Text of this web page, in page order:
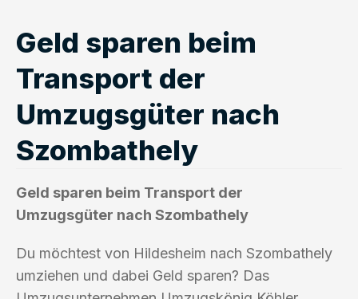
Geld sparen beim
Transport der
Umzugsgüter nach
Szombathely
Geld sparen beim Transport der
Umzugsgüter nach Szombathely
Du möchtest von Hildesheim nach Szombathely
umziehen und dabei Geld sparen? Das